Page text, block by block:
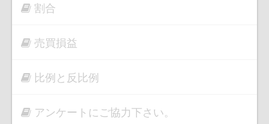
割合
売買損益
比例と反比例
アンケートにご協力下さい。